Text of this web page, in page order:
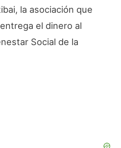
la asociación que
el dinero al
Social de la